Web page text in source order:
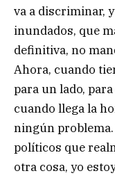
va a discriminar,
inundados, que
definitiva, no
Ahora, cuando
para un lado,
cuando llega la
ningún problema.
políticos que
otra cosa, yo